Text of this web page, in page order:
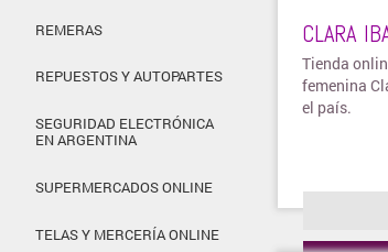
REMERAS
REPUESTOS Y AUTOPARTES
SEGURIDAD ELECTRÓNICA
EN ARGENTINA
SUPERMERCADOS ONLINE
TELAS Y MERCERÍA ONLINE
CLARA
Tienda
femenina
el país.